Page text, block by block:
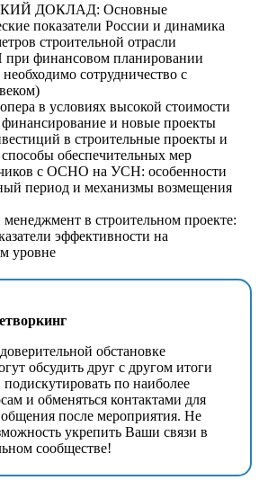
ДОКЛАД: Основные
показатели России и динамика
строительной отрасли
финансовом планировании
сотрудничество с
в условиях высокой стоимости
и новые проекты
в строительные проекты и
обеспечительных мер
с ОСНО на УСН: особенности
период и механизмы возмещения
в строительном проекте:
эффективности на
уровне
обстановке
обсудить друг с другом итоги
по наиболее
и обменяться контактами для
после мероприятия. Не
укрепить Ваши связи в
сообществе!